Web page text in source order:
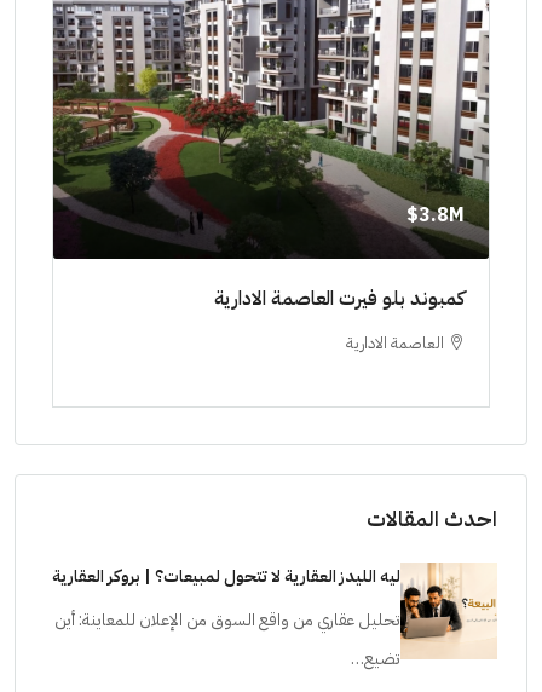
3.8M$
كمبوند بلو فيرت العاصمة الادارية
العاصمة الادارية
احدث المقالات
ليه الليدز العقارية لا تتحول لمبيعات؟ | بروكر العقارية
تحليل عقاري من واقع السوق من الإعلان للمعاينة: أين
تضيع…